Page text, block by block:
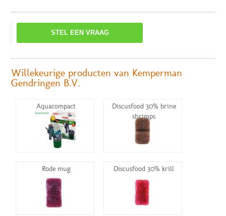
STEL EEN VRAAG
Willekeurige producten van Kemperman
Gendringen B.V.
Aquacompact
Discusfood 30% brine
shrimps
Rode mug Discusfood 30% krill